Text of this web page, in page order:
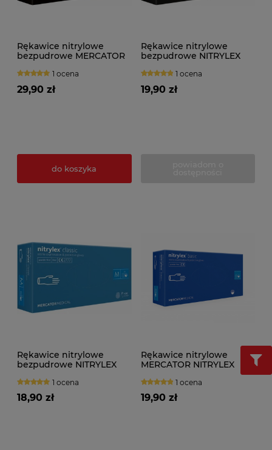
Rękawice nitrylowe
bezpudrowe MERCATOR
1 ocena
29,90 zł
do koszyka
Rękawice nitrylowe
bezpudrowe NITRYLEX
1 ocena
19,90 zł
Rękawice nitrylowe
bezpudrowe NITRYLEX
(100szt.) 1 ocena
18,90 zł
Rękawice nitrylowe
MERCATOR NITRYLEX
BASIC (100szt.) niebieskie
1 ocena
19,90 zł